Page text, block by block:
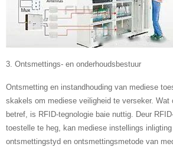
3. Ontsmettings- en onderhoudsbestuur
Ontsmetting en instandhouding van mediese
skakels om mediese veiligheid te verseker. Wat
betref, is RFID-tegnologie baie nuttig. Deur
toestelle te heg, kan mediese instellings
ontsmettingstyd en ontsmettingsmetode van